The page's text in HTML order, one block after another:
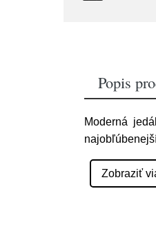
Popis
Moderná
Zobraziť